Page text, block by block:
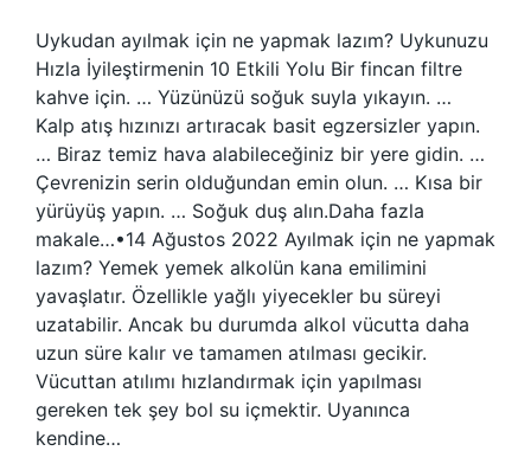
Uykudan ayılmak için ne yapmak lazım? Uykunuzu
Hızla İyileştirmenin 10 Etkili Yolu Bir fincan filtre
kahve için. … Yüzünüzü soğuk suyla yıkayın. …
Kalp atış hızınızı artıracak basit egzersizler yapın.
… Biraz temiz hava alabileceğiniz bir yere gidin. …
Çevrenizin serin olduğundan emin olun. … Kısa bir
yürüyüş yapın. … Soğuk duş alın.Daha fazla
makale…•14 Ağustos 2022 Ayılmak için ne yapmak
lazım? Yemek yemek alkolün kana emilimini
yavaşlatır. Özellikle yağlı yiyecekler bu süreyi
uzatabilir. Ancak bu durumda alkol vücutta daha
uzun süre kalır ve tamamen atılması gecikir.
Vücuttan atılımı hızlandırmak için yapılması
gereken tek şey bol su içmektir. Uyanınca
kendine…